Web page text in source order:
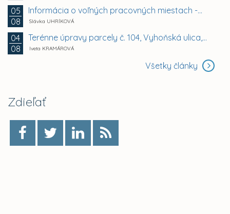
05
08
Informácia o voľných pracovných miestach -...
Slávka UHRÍKOVÁ
04
08
Terénne úpravy parcely č. 104, Vyhoňská ulica,...
Iveta KRAMÁROVÁ
Všetky články
Zdieľať